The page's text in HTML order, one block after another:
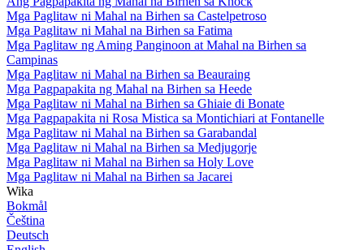
Mga Paglitaw ni Mahal na Birhen sa Castelpetroso
Mga Paglitaw ni Mahal na Birhen sa Fatima
Mga Paglitaw ng Aming Panginoon at Mahal na Birhen sa
Campinas
Mga Paglitaw ni Mahal na Birhen sa Beauraing
Mga Pagpapakita ng Mahal na Birhen sa Heede
Mga Paglitaw ni Mahal na Birhen sa Ghiaie di Bonate
Mga Pagpapakita ni Rosa Mistica sa Montichiari at Fontanelle
Mga Paglitaw ni Mahal na Birhen sa Garabandal
Mga Paglitaw ni Mahal na Birhen sa Medjugorje
Mga Paglitaw ni Mahal na Birhen sa Holy Love
Mga Paglitaw ni Mahal na Birhen sa Jacarei
Wika
Bokmål
Čeština
Deutsch